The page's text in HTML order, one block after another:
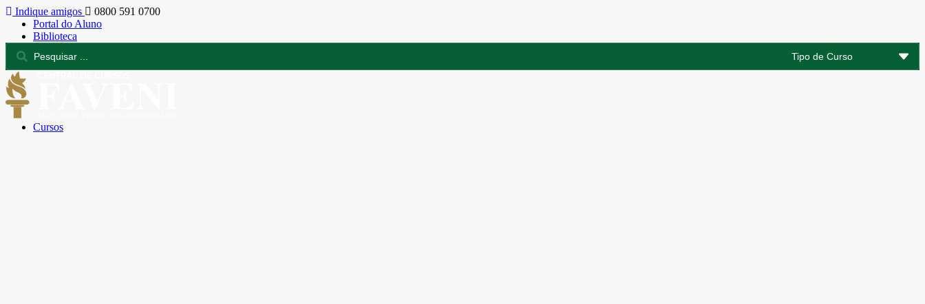
Indique amigos
0800 591 0700
Portal do Aluno
Biblioteca
Cursos